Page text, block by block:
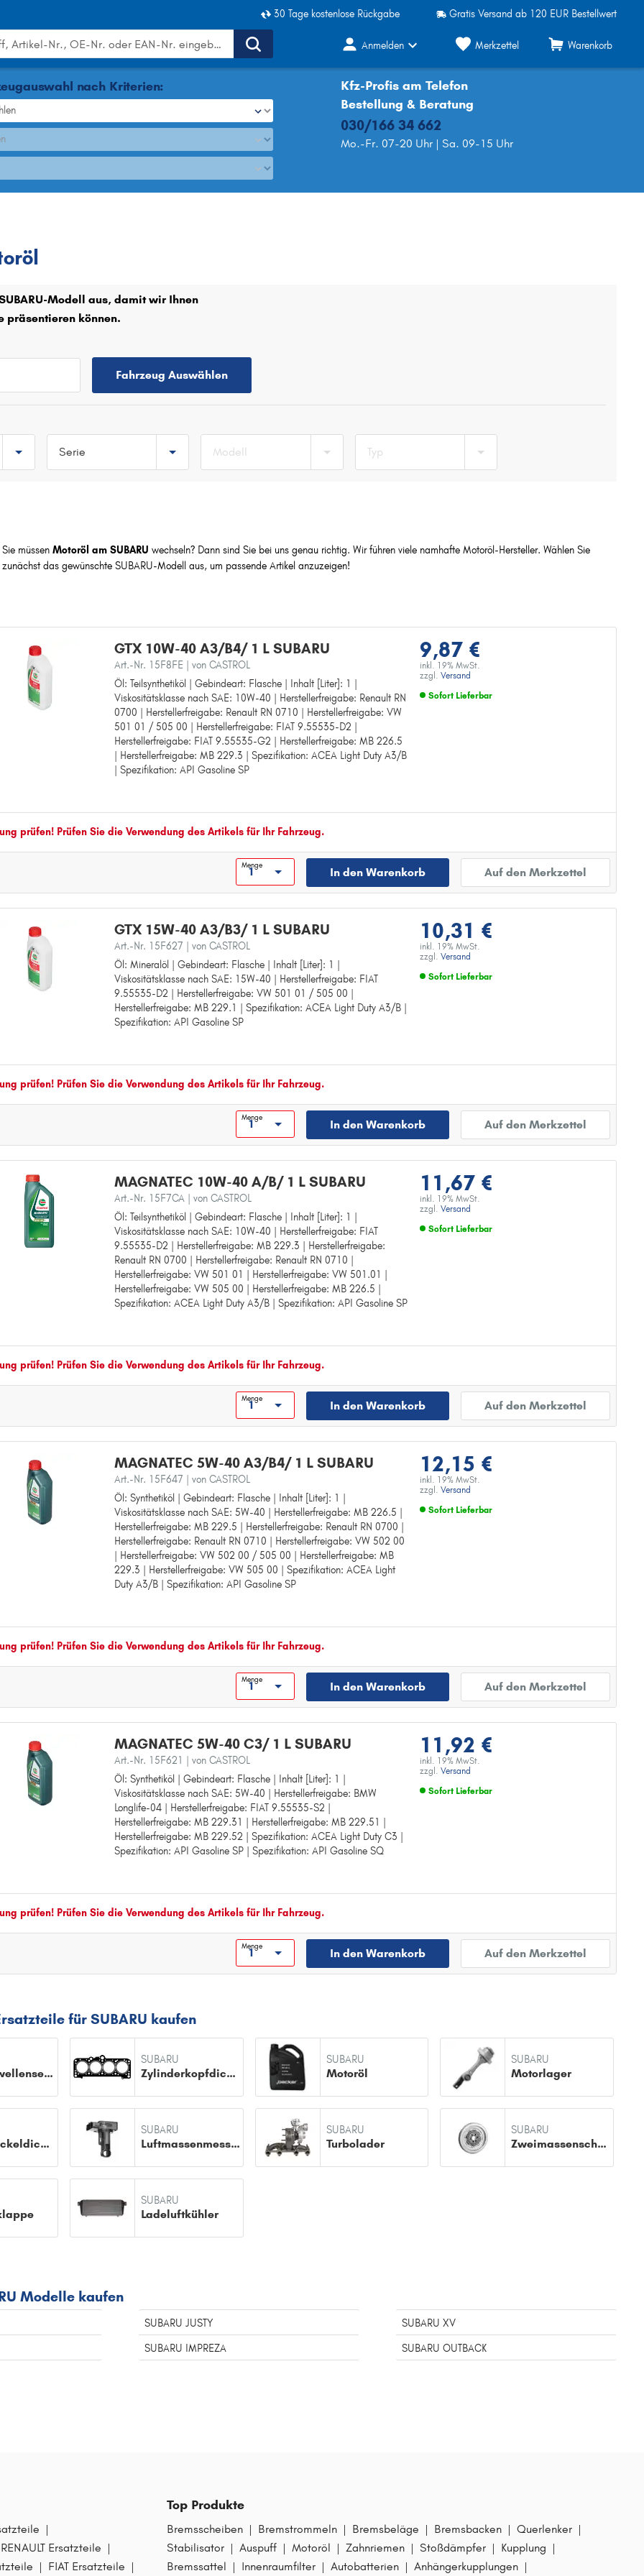
30 Tage kostenlose Rückgabe Gratis Versand ab 120 EUR Bestellwert
Anmelden Merkzettel Warenkorb
nach Kriterien:
Kfz-Profis am Telefon
Bestellung & Beratung
030/166 34 662
Mo.-Fr. 07-20 Uhr | Sa. 09-15 Uhr
Modell aus, damit wir Ihnen
präsentieren können.
Fahrzeug Auswählen
Serie
JUSTY
IMPREZA
OUTBACK
X
Modell Typ
Sie müssen Motoröl am SUBARU wechseln? Dann sind Sie bei uns genau richtig. Wir führen viele namhafte Motoröl-Hersteller. Wählen Sie
zunächst das gewünschte SUBARU-Modell aus, um passende Artikel anzuzeigen!
9,87 €
inkl. 19% MwSt.
zzgl. Versand
Sofort Lieferbar
GTX 10W-40 A3/B4/ 1 L SUBARU
Art.-Nr. 15F8FE
| von CASTROL
Öl: Teilsynthetiköl | Gebindeart: Flasche | Inhalt [Liter]: 1 |
Viskositätsklasse nach SAE: 10W-40 | Herstellerfreigabe: Renault RN
0700 | Herstellerfreigabe: Renault RN 0710 | Herstellerfreigabe: VW
501 01 / 505 00 | Herstellerfreigabe: FIAT 9.55535-D2 |
Herstellerfreigabe: FIAT 9.55535-G2 | Herstellerfreigabe: MB 226.5
| Herstellerfreigabe: MB 229.3 | Spezifikation: ACEA Light Duty A3/B
| Spezifikation: API Gasoline SP
Öl: Teilsynthetiköl
Gebindeart: Flasche
Inhalt [Liter]: 1
Viskositätsklasse nach SAE: 10W-40
Herstellerfreigabe: Renault RN 0700
Herstellerfreigabe: Renault RN 0710
Herstellerfreigabe: VW 501 01 / 505 00
Herstellerfreigabe: MB 226.5
Herstellerfreigabe: MB 229.3
Spezifikation: ACEA Light Duty A3/B
Spezifikation: API Gasoline SP
prüfen! Prüfen Sie die Verwendung des Artikels für Ihr Fahrzeug.
Menge
In den Warenkorb Auf den Merkzettel
10,31 €
inkl. 19% MwSt.
zzgl. Versand
Sofort Lieferbar
GTX 15W-40 A3/B3/ 1 L SUBARU
Art.-Nr. 15F627
| von CASTROL
Öl: Mineralöl | Gebindeart: Flasche | Inhalt [Liter]: 1 |
Viskositätsklasse nach SAE: 15W-40 | Herstellerfreigabe: FIAT
9.55535-D2 | Herstellerfreigabe: VW 501 01 / 505 00 |
Herstellerfreigabe: MB 229.1 | Spezifikation: ACEA Light Duty A3/B |
Spezifikation: API Gasoline SP
Öl: Mineralöl
Gebindeart: Flasche
Inhalt [Liter]: 1
Viskositätsklasse nach SAE: 15W-40
Herstellerfreigabe: FIAT 9.55535-D2
Spezifikation: ACEA Light Duty A3/B
Spezifikation: API Gasoline SP
prüfen! Prüfen Sie die Verwendung des Artikels für Ihr Fahrzeug.
Menge
In den Warenkorb Auf den Merkzettel
11,67 €
inkl. 19% MwSt.
zzgl. Versand
Sofort Lieferbar
MAGNATEC 10W-40 A/B/ 1 L SUBARU
Art.-Nr. 15F7CA
| von CASTROL
Öl: Teilsynthetiköl | Gebindeart: Flasche | Inhalt [Liter]: 1 |
Viskositätsklasse nach SAE: 10W-40 | Herstellerfreigabe: FIAT
9.55535-D2 | Herstellerfreigabe: MB 229.3 | Herstellerfreigabe:
Renault RN 0700 | Herstellerfreigabe: Renault RN 0710 |
Herstellerfreigabe: VW 501 01 | Herstellerfreigabe: VW 501.01 |
Herstellerfreigabe: VW 505 00 | Herstellerfreigabe: MB 226.5 |
Spezifikation: ACEA Light Duty A3/B | Spezifikation: API Gasoline SP
Öl: Teilsynthetiköl
Gebindeart: Flasche
Inhalt [Liter]: 1
Viskositätsklasse nach SAE: 10W-40
Herstellerfreigabe: FIAT 9.55535-D2
Herstellerfreigabe: MB 229.3
Herstellerfreigabe: Renault RN 0700
Herstellerfreigabe: VW 501.01
Herstellerfreigabe: VW 505 00
Herstellerfreigabe: MB 226.5
Spezifikation: ACEA Light Duty A3/B
Spezifikation: API Gasoline SP
prüfen! Prüfen Sie die Verwendung des Artikels für Ihr Fahrzeug.
Menge
In den Warenkorb Auf den Merkzettel
12,15 €
inkl. 19% MwSt.
zzgl. Versand
Sofort Lieferbar
MAGNATEC 5W-40 A3/B4/ 1 L SUBARU
Art.-Nr. 15F647
| von CASTROL
Öl: Synthetiköl | Gebindeart: Flasche | Inhalt [Liter]: 1 |
Viskositätsklasse nach SAE: 5W-40 | Herstellerfreigabe: MB 226.5 |
Herstellerfreigabe: MB 229.5 | Herstellerfreigabe: Renault RN 0700 |
Herstellerfreigabe: Renault RN 0710 | Herstellerfreigabe: VW 502 00
| Herstellerfreigabe: VW 502 00 / 505 00 | Herstellerfreigabe: MB
229.3 | Herstellerfreigabe: VW 505 00 | Spezifikation: ACEA Light
Duty A3/B | Spezifikation: API Gasoline SP
Öl: Synthetiköl
Gebindeart: Flasche
Inhalt [Liter]: 1
Viskositätsklasse nach SAE: 5W-40
Herstellerfreigabe: MB 226.5
Herstellerfreigabe: MB 229.5
Herstellerfreigabe: Renault RN 0700
Herstellerfreigabe: VW 502 00 / 505 00
Herstellerfreigabe: MB 229.3
Herstellerfreigabe: VW 505 00
Spezifikation: ACEA Light Duty A3/B
Spezifikation: API Gasoline SP
prüfen! Prüfen Sie die Verwendung des Artikels für Ihr Fahrzeug.
Menge
In den Warenkorb Auf den Merkzettel
11,92 €
inkl. 19% MwSt.
zzgl. Versand
Sofort Lieferbar
MAGNATEC 5W-40 C3/ 1 L SUBARU
Art.-Nr. 15F621
| von CASTROL
Öl: Synthetiköl | Gebindeart: Flasche | Inhalt [Liter]: 1 |
Viskositätsklasse nach SAE: 5W-40 | Herstellerfreigabe: BMW
Longlife-04 | Herstellerfreigabe: FIAT 9.55535-S2 |
Herstellerfreigabe: MB 229.31 | Herstellerfreigabe: MB 229.51 |
Herstellerfreigabe: MB 229.52 | Spezifikation: ACEA Light Duty C3 |
Spezifikation: API Gasoline SP | Spezifikation: API Gasoline SQ
Öl: Synthetiköl
Gebindeart: Flasche
Inhalt [Liter]: 1
Viskositätsklasse nach SAE: 5W-40
Herstellerfreigabe: BMW Longlife-04
Herstellerfreigabe: FIAT 9.55535-S2
Herstellerfreigabe: MB 229.52
Spezifikation: ACEA Light Duty C3
Spezifikation: API Gasoline SP
Spezifikation: API Gasoline SQ
prüfen! Prüfen Sie die Verwendung des Artikels für Ihr Fahrzeug.
Menge
In den Warenkorb Auf den Merkzettel
für SUBARU kaufen
Nockenwellensensor
SUBARU
Zylinderkopfdichtung
SUBARU
Motoröl
SUBARU
Motorlager
Ventildeckeldichtung
SUBARU
Luftmassenmesser
SUBARU
Turbolader
SUBARU
Zweimassenschwungrad
SUBARU
Ladeluftkühler
Modelle kaufen
SUBARU JUSTY
SUBARU IMPREZA
SUBARU XV
SUBARU OUTBACK
|
RENAULT Ersatzteile |
| FIAT Ersatzteile |
Top Produkte
Bremsscheiben | Bremstrommeln | Bremsbeläge | Bremsbacken | Querlenker |
Stabilisator | Auspuff | Motoröl | Zahnriemen | Stoßdämpfer | Kupplung |
Bremssattel | Innenraumfilter | Autobatterien | Anhängerkupplungen |